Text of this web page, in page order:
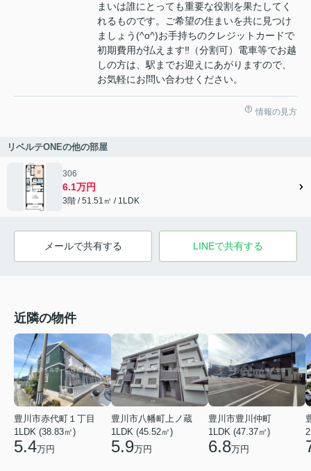
まいは誰にとっても重要な役割を果たしてく
れるものです。ご希望の住まいを共に見つけ
ましょう(^o^)お手持ちのクレジットカードで
初期費用が払えます‼（分割可）電車等でお越
しの方は、駅までお迎えにあがりますので、
お気軽にお問い合わせください。
情報の見方
リベルテONEの他の部屋
306
6.1万円
3階 / 51.51㎡ / 1LDK
メールで共有する LINEで共有する
近隣の物件
豊川市赤代町１丁目
1LDK (38.83㎡)
5.4万円
豊川市八幡町上ノ蔵
1LDK (45.52㎡)
5.9万円
豊川市豊川仲町
1LDK (47.37㎡)
6.8万円